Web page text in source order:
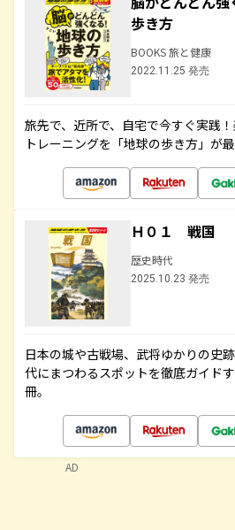
歩き方
BOOKS 旅と健康
2022.11.25 発売
旅先で、近所で、自宅で今すぐ実践
トレーニングを「地球の歩き方」が
Ｈ０１ 戦国
歴史時代
2025.10.23 発売
日本の城や古戦場、武将ゆかりの史
代にまつわるスポットを徹底ガイド
冊。
AD